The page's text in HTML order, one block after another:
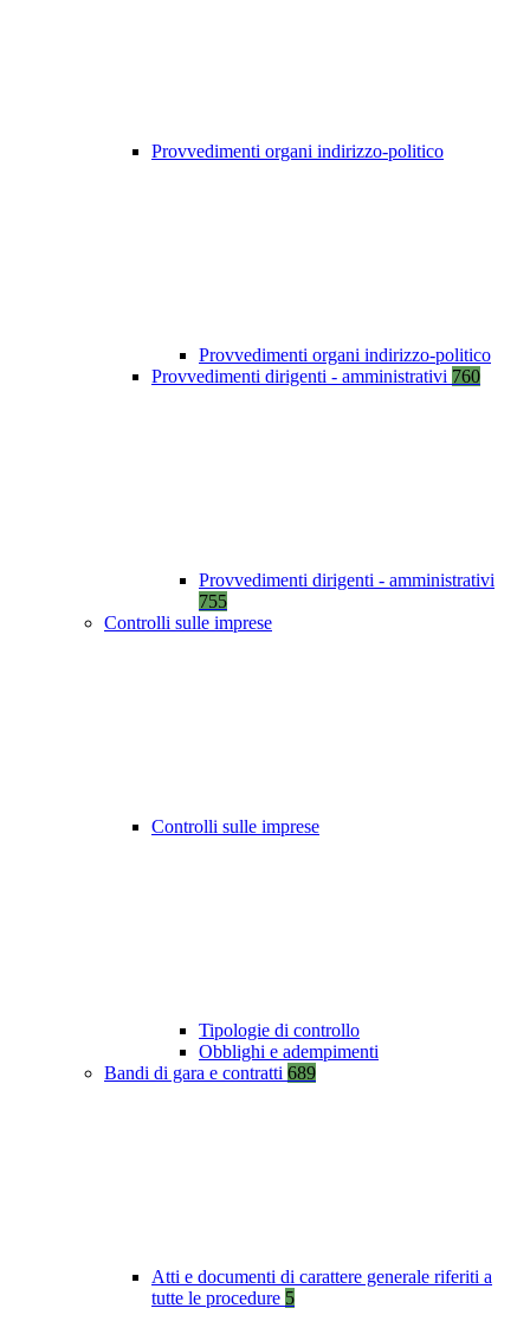
Provvedimenti organi indirizzo-politico
Provvedimenti organi indirizzo-politico
Provvedimenti dirigenti - amministrativi 760
Provvedimenti dirigenti - amministrativi
755
Controlli sulle imprese
Controlli sulle imprese
Tipologie di controllo
Obblighi e adempimenti
Bandi di gara e contratti 689
Atti e documenti di carattere generale riferiti a
tutte le procedure 5